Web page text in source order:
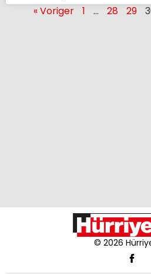
« Voriger 1 … 28 29
© 2026